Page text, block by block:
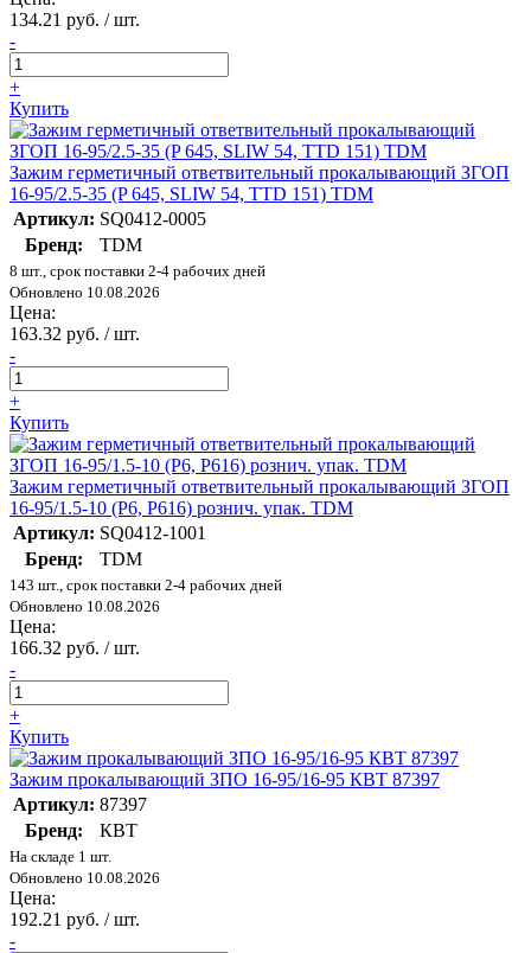
134.21 руб. / шт.
-
+
Купить
Зажим герметичный ответвительный прокалывающий ЗГОП
16-95/2.5-35 (P 645, SLIW 54, TTD 151) TDM
Артикул: SQ0412-0005
Бренд:
TDM
8 шт., срок поставки 2-4 рабочих дней
Обновлено 10.08.2026
Цена:
163.32 руб. / шт.
-
+
Купить
Зажим герметичный ответвительный прокалывающий ЗГОП
16-95/1.5-10 (P6, P616) рознич. упак. TDM
Артикул: SQ0412-1001
Бренд:
TDM
143 шт., срок поставки 2-4 рабочих дней
Обновлено 10.08.2026
Цена:
166.32 руб. / шт.
-
+
Купить
Зажим прокалывающий ЗПО 16-95/16-95 КВТ 87397
Артикул: 87397
Бренд:
КВТ
На складе 1 шт.
Обновлено 10.08.2026
Цена:
192.21 руб. / шт.
-